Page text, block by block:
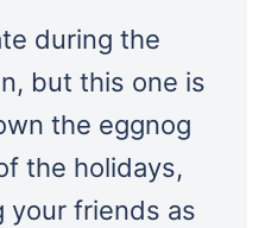
during the
but this one is
the eggnog
the holidays,
your friends as